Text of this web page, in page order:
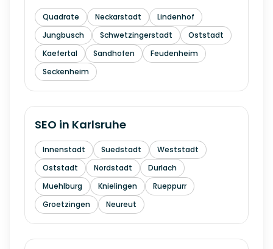
Quadrate Neckarstadt
Lindenhof
Jungbusch
Schwetzingerstadt
Oststadt
Kaefertal
Sandhofen
Feudenheim
Seckenheim
SEO in Karlsruhe
Innenstadt Suedstadt
Weststadt
Oststadt
Nordstadt
Durlach
Muehlburg
Knielingen
Rueppurr
Groetzingen
Neureut